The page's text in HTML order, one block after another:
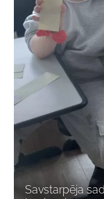
Savstarpēja